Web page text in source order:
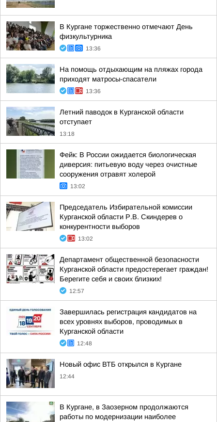
В Кургане торжественно отмечают День
физкультурника
13:36
На помощь отдыхающим на пляжах города
приходят матросы-спасатели
13:36
Летний паводок в Курганской области
отступает
13:18
Фейк: В России ожидается биологическая
диверсия: питьевую воду через очистные
сооружения отравят холерой
13:02
Председатель Избирательной комиссии
Курганской области Р.В. Скиндерев о
конкурентности выборов
13:02
Департамент общественной безопасности
Курганской области предостерегает граждан!
Берегите себя и своих близких!
12:57
Завершилась регистрация кандидатов на
всех уровнях выборов, проводимых в
Курганской области
12:48
Новый офис ВТБ открылся в Кургане
12:44
В Кургане, в Заозерном продолжаются
работы по модернизации наиболее